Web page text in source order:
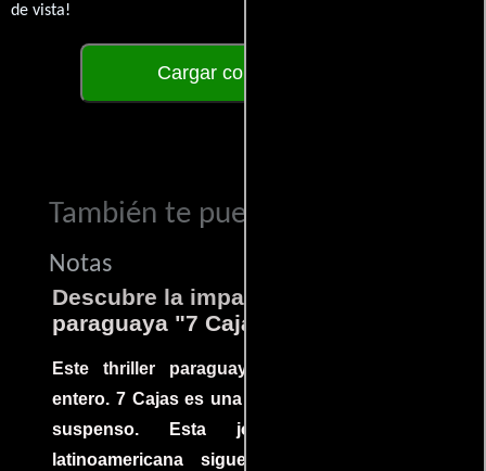
de vista!
Cargar comentarios
También te puede interesar...
Notas
Descubre la impactante película
paraguaya "7 Cajas"
Este thriller paraguayo cautivó al mundo
entero. 7 Cajas es una explosión de acción y
suspenso. Esta joya cinematográfica
latinoamericana sigue la historia de un